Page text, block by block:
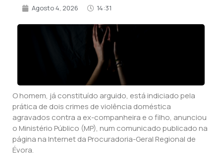
Agosto 4, 2026 14:31
O homem, já constituído arguido, está indiciado pela
prática de dois crimes de violência doméstica
agravados contra a ex-companheira e o filho, anunciou
o Ministério Público (MP), num comunicado publicado na
página na Internet da Procuradoria-Geral Regional de
Évora.